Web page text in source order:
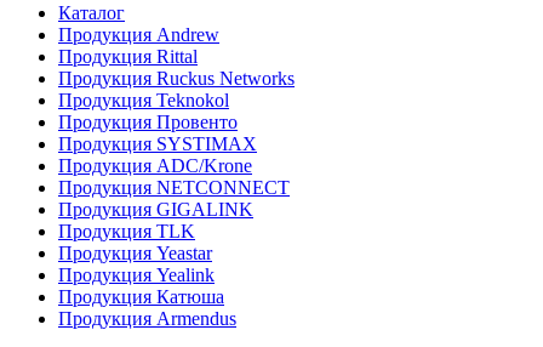
Каталог
Продукция Andrew
Продукция Rittal
Продукция Ruckus Networks
Продукция Teknokol
Продукция Провенто
Продукция SYSTIMAX
Продукция ADC/Krone
Продукция NETCONNECT
Продукция GIGALINK
Продукция TLK
Продукция Yeastar
Продукция Yealink
Продукция Катюша
Продукция Armendus